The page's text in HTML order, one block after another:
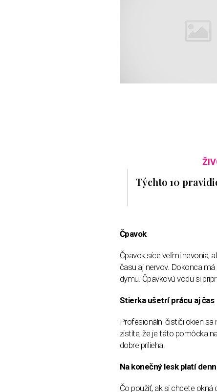
Týchto 10
Čpavok
Čpavok síce veľmi nevonia,
času aj nervov. Dokonca
dymu. Čpavkovú vodu si
Stierka ušetrí prácu aj čas
Profesionálni čističi okien sa
zistíte, že je táto pomôcka
dobre prilieha.
Na konečný lesk platí
Čo použiť, ak si chcete okná